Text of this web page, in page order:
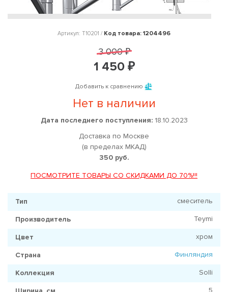
Артикул: T10201 / Код товара: 1204496
3 000 ₽
1 450 ₽
Добавить к сравнению
Нет в наличии
Дата последнего поступления:18.10.2023
Доставка по Москве
(в пределах МКАД)
350 руб.
ПОСМОТРИТЕ ТОВАРЫ СО СКИДКАМИ ДО 70%!!!
Тип смеситель
Производитель Teymi
Цвет хром
Страна Финляндия
Коллекция Solli
5